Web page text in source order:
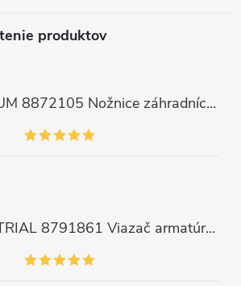
produktov
EXTOL PREMIUM 8872105 Nožnice záhradnícke dlhé úzke, 200mm, max. prestrih Ø6mm
EXTOL INDUSTRIAL 8791861 Viazač armatúr aku Share20V, bez aku, drôt 0,8mm, oko 8-34mm, bezuhlíkový motor